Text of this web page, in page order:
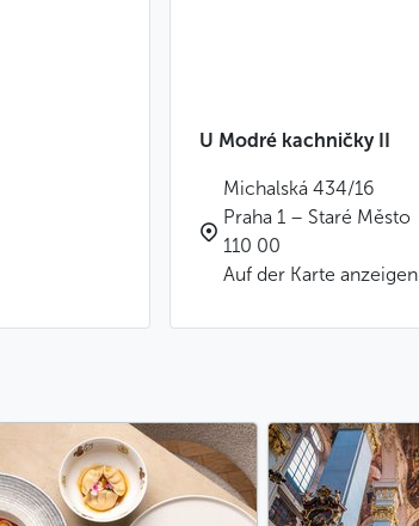
U Modré kachničky II
Michalská 434/16
Praha 1 – Staré Město
110 00
Auf der Karte anzeigen